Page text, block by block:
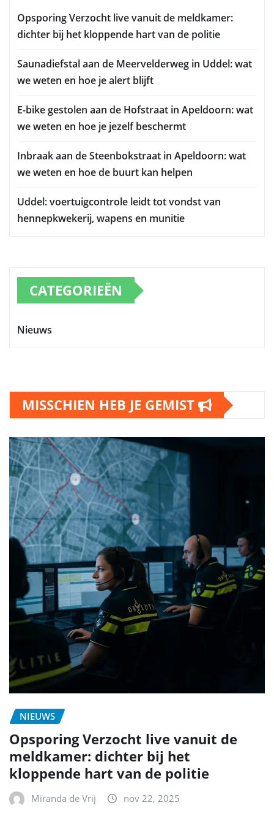
Opsporing Verzocht live vanuit de meldkamer:
dichter bij het kloppende hart van de politie
Saunadiefstal aan de Meervelderweg in Uddel: wat
we weten en hoe je alert blijft
E-bike gestolen aan de Hofstraat in Apeldoorn: wat
we weten en hoe je jezelf beschermt
Inbraak aan de Steenbokstraat in Apeldoorn: wat
we weten en hoe de buurt kan helpen
Uddel: voertuigcontrole leidt tot vondst van
hennepkwekerij, wapens en munitie
CATEGORIEËN
Nieuws
MISSCHIEN HEB JE GEMIST
NIEUWS
Opsporing Verzocht live vanuit de
meldkamer: dichter bij het
kloppende hart van de politie
Miranda de Vrij nov 22, 2025